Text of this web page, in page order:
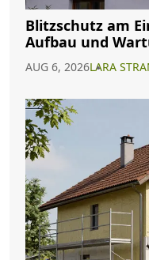
Blitzschutz am
Aufbau und
AUG 6, 2026LARA